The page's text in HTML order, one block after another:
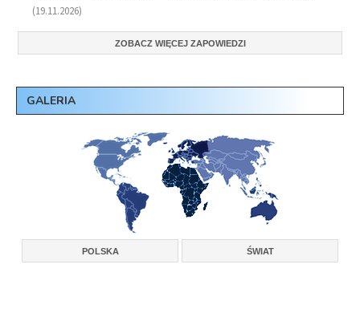
(19.11.2026)
ZOBACZ WIĘCEJ ZAPOWIEDZI
GALERIA
POLSKA ŚWIAT